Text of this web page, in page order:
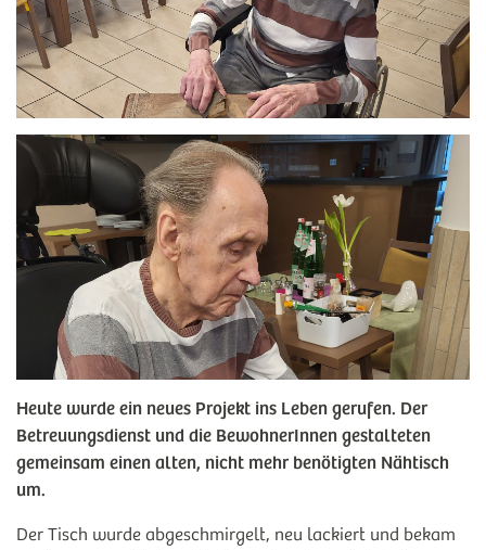
Heute wurde ein neues Projekt ins Leben gerufen. Der
Betreuungsdienst und die BewohnerInnen gestalteten
gemeinsam einen alten, nicht mehr benötigten Nähtisch
um.
Der Tisch wurde abgeschmirgelt, neu lackiert und bekam